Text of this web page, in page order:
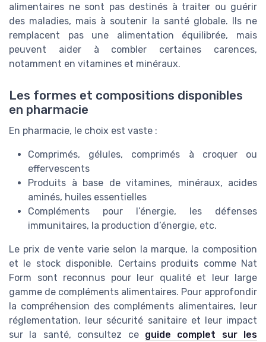
alimentaires ne sont pas destinés à traiter ou guérir
des maladies, mais à soutenir la santé globale. Ils ne
remplacent pas une alimentation équilibrée, mais
peuvent aider à combler certaines carences,
notamment en vitamines et minéraux.
Les formes et compositions disponibles
en pharmacie
En pharmacie, le choix est vaste :
Comprimés, gélules, comprimés à croquer ou
effervescents
Produits à base de vitamines, minéraux, acides
aminés, huiles essentielles
Compléments pour l’énergie, les défenses
immunitaires, la production d’énergie, etc.
Le prix de vente varie selon la marque, la composition
et le stock disponible. Certains produits comme Nat
Form sont reconnus pour leur qualité et leur large
gamme de compléments alimentaires. Pour approfondir
la compréhension des compléments alimentaires, leur
réglementation, leur sécurité sanitaire et leur impact
sur la santé, consultez ce guide complet sur les